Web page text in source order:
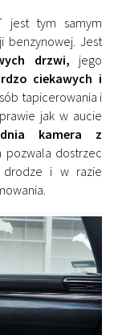
jest tym samym
benzynowej. Jest
drzwi, jego
ciekawych i
tapicerowania i
jak w aucie
kamera z
pozwala dostrzec
drodze i w razie